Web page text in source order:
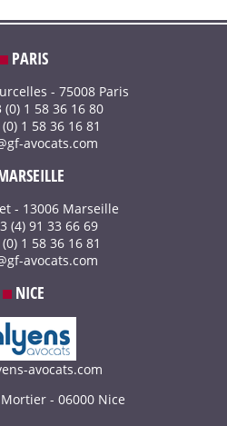
PARIS
- 75008 Paris
(0) 1 58 36 16 80
1 58 36 16 81
avocats.com
- 13006 Marseille
(4) 91 33 66 69
1 58 36 16 81
avocats.com
NICE
avocats.com
- 06000 Nice